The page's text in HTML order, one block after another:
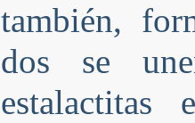
también,
dos se
estalactitas